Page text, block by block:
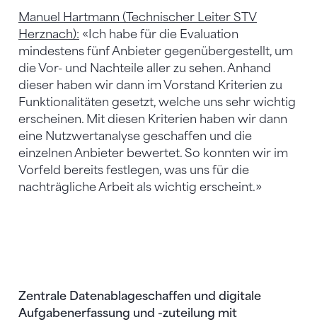
Manuel Hartmann (Technischer Leiter STV
Herznach): «Ich habe für die Evaluation
mindestens fünf Anbieter gegenübergestellt, um
die Vor- und Nachteile aller zu sehen. Anhand
dieser haben wir dann im Vorstand Kriterien zu
Funktionalitäten gesetzt, welche uns sehr wichtig
erscheinen. Mit diesen Kriterien haben wir dann
eine Nutzwertanalyse geschaffen und die
einzelnen Anbieter bewertet. So konnten wir im
Vorfeld bereits festlegen, was uns für die
nachträgliche Arbeit als wichtig erscheint.»
Zentrale Datenablageschaffen und digitale
Aufgabenerfassung und -zuteilung mit